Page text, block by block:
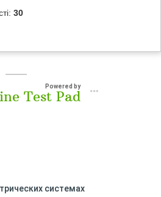
30
Powered by
Test Pad
системах